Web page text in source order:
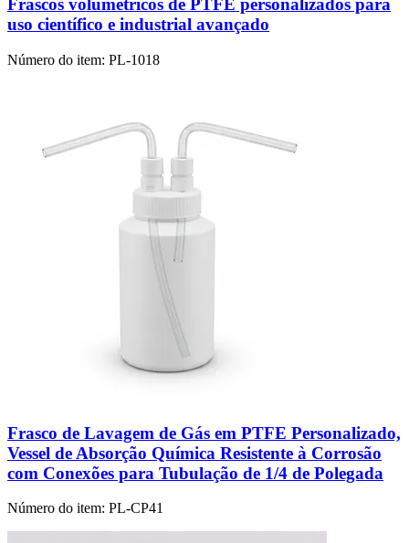
Frascos volumétricos de PTFE personalizados para
uso científico e industrial avançado
Número do item: PL-1018
Frasco de Lavagem de Gás em PTFE Personalizado,
Vessel de Absorção Química Resistente à Corrosão
com Conexões para Tubulação de 1/4 de Polegada
Número do item: PL-CP41